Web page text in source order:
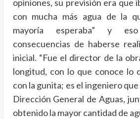
opiniones, su previsión era que
con mucha más agua de la
mayoría esperaba” y
consecuencias de haberse
inicial. “Fue el director de la
longitud, con lo que conoce lo
con la gunita; es el ingeniero
Dirección General de Aguas,
obtenido la mayor cantidad de